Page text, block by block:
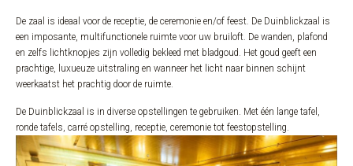
De zaal is ideaal voor de receptie, de ceremonie en/of feest. De Duinblickzaal is
een imposante, multifunctionele ruimte voor uw bruiloft. De wanden, plafond
en zelfs lichtknopjes zijn volledig bekleed met bladgoud. Het goud geeft een
prachtige, luxueuze uitstraling en wanneer het licht naar binnen schijnt
weerkaatst het prachtig door de ruimte.
De Duinblickzaal is in diverse opstellingen te gebruiken. Met één lange tafel,
ronde tafels, carré opstelling, receptie, ceremonie tot feestopstelling.